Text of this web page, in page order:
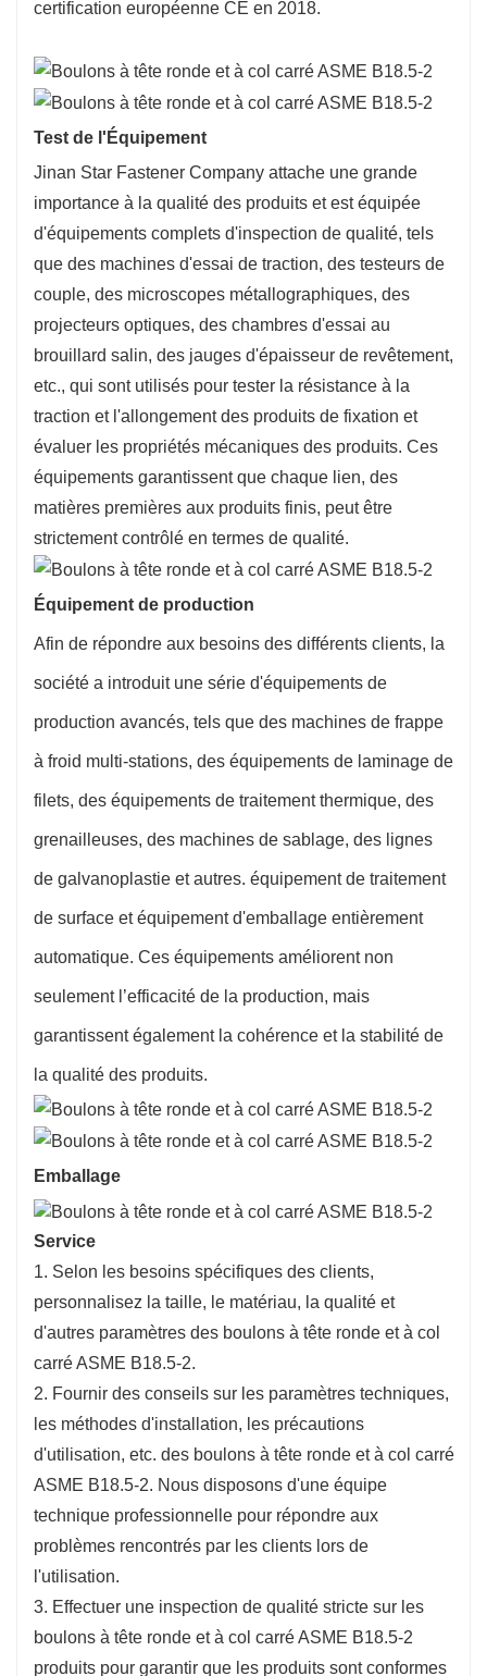
certification européenne CE en 2018.
Test de l'Équipement
Jinan Star Fastener Company attache une grande
importance à la qualité des produits et est équipée
d'équipements complets d'inspection de qualité, tels
que des machines d'essai de traction, des testeurs de
couple, des microscopes métallographiques, des
projecteurs optiques, des chambres d'essai au
brouillard salin, des jauges d'épaisseur de revêtement,
etc., qui sont utilisés pour tester la résistance à la
traction et l'allongement des produits de fixation et
évaluer les propriétés mécaniques des produits. Ces
équipements garantissent que chaque lien, des
matières premières aux produits finis, peut être
strictement contrôlé en termes de qualité.
Équipement de production
Afin de répondre aux besoins des différents clients, la
société a introduit une série d'équipements de
production avancés, tels que des machines de frappe
à froid multi-stations, des équipements de laminage de
filets, des équipements de traitement thermique, des
grenailleuses, des machines de sablage, des lignes
de galvanoplastie et autres. équipement de traitement
de surface et équipement d'emballage entièrement
automatique. Ces équipements améliorent non
seulement l’efficacité de la production, mais
garantissent également la cohérence et la stabilité de
la qualité des produits.
Emballage
Service
1. Selon les besoins spécifiques des clients,
personnalisez la taille, le matériau, la qualité et
d'autres paramètres des boulons à tête ronde et à col
carré ASME B18.5-2.
2. Fournir des conseils sur les paramètres techniques,
les méthodes d'installation, les précautions
d'utilisation, etc. des boulons à tête ronde et à col carré
ASME B18.5-2. Nous disposons d'une équipe
technique professionnelle pour répondre aux
problèmes rencontrés par les clients lors de
l'utilisation.
3. Effectuer une inspection de qualité stricte sur les
boulons à tête ronde et à col carré ASME B18.5-2
produits pour garantir que les produits sont conformes